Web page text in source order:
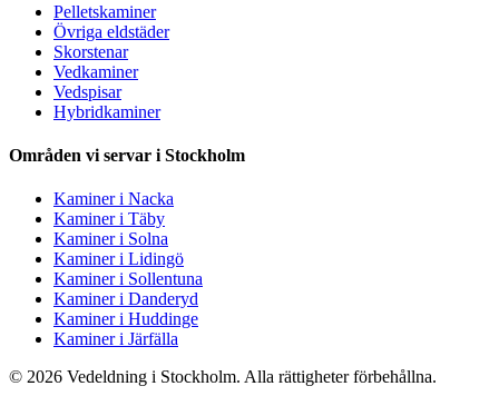
Pelletskaminer
Övriga eldstäder
Skorstenar
Vedkaminer
Vedspisar
Hybridkaminer
Områden vi servar i Stockholm
Kaminer i Nacka
Kaminer i Täby
Kaminer i Solna
Kaminer i Lidingö
Kaminer i Sollentuna
Kaminer i Danderyd
Kaminer i Huddinge
Kaminer i Järfälla
© 2026 Vedeldning i Stockholm. Alla rättigheter förbehållna.